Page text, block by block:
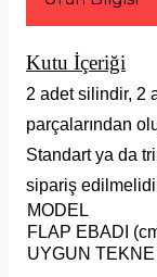
Kutu İçeriği
2 adet silindir, 2
parçalarından
Standart ya da
sipariş
MODEL
FLAP EBADI
UYGUN